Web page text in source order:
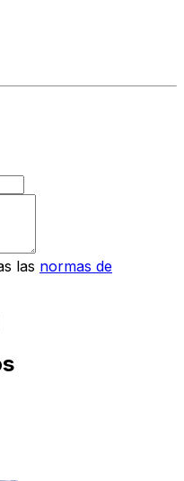
las normas de